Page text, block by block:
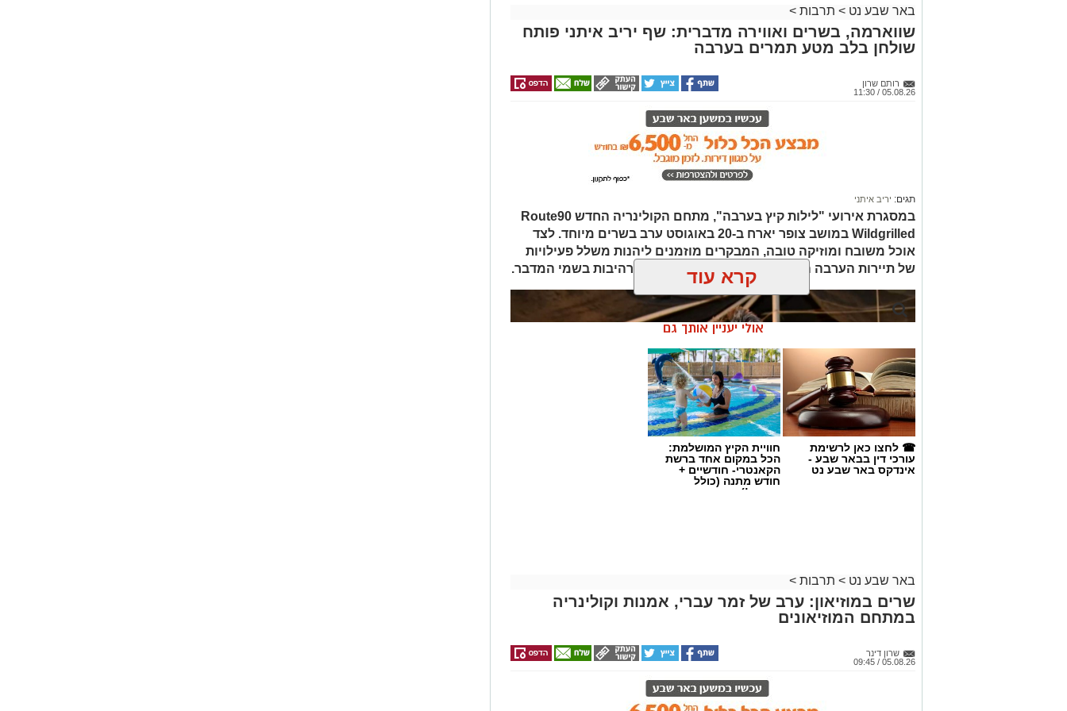
באר שבע נט > תרבות >
שווארמה, בשרים ואווירה מדברית: שף יריב איתני פותח
שולחן בלב מטע תמרים בערבה
רותם שרון
05.08.26 / 11:30
תגים: יריב איתני
במסגרת אירועי "לילות קיץ בערבה", מתחם הקולינריה החדש Route90
Wildgrilled במושב צופר יארח ב-20 באוגוסט ערב בשרים מיוחד. לצד
אוכל משובח ומוזיקה טובה, המבקרים מוזמנים ליהנות משלל פעילויות
של תיירות הערבה התיכונה, ובהן תצפיות כוכבים מרהיבות בשמי המדבר.
קרא עוד
אולי יעניין אותך גם
☎ לחצו כאן לרשימת
עורכי דין בבאר שבע -
אינדקס באר שבע נט
חוויית הקיץ המושלמת:
הכל במקום אחד ברשת
הקאנטרי- חודשיים +
חודש מתנה (כולל
החגים!)
באר שבע נט > תרבות >
שרים במוזיאון: ערב של זמר עברי, אמנות וקולינריה
במתחם המוזיאונים
שרון דינר
05.08.26 / 09:45